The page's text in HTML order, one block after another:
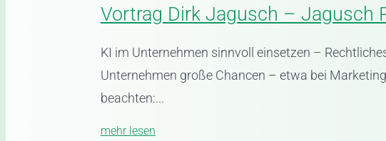
Vortrag Dirk Jagusch – Jagusch
KI im Unternehmen sinnvoll einsetzen –
Unternehmen große Chancen – etwa bei
beachten:...
mehr lesen